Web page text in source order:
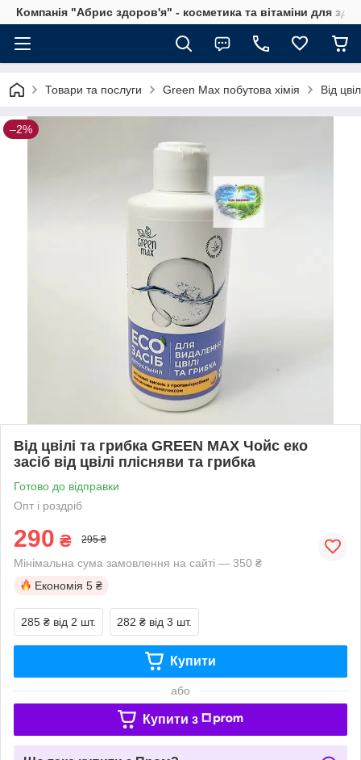
Компанія "Абрис здоров'я" - косметика та вітаміни для
Товари та послуги Green Max побутова хімія Від
–2%
Від цвілі та грибка GREEN MAX Чойс еко
засіб від цвілі плісняви та грибка
Готово до відправки
Опт і роздріб
290 ₴ 295 ₴
Мінімальна сума замовлення на сайті — 350 ₴
Економія 5 ₴
285 ₴ від 2 шт. 282 ₴ від 3 шт.
Купити
або
Купити з